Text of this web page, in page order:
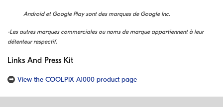
Android et Google Play sont des marques de Google Inc.
-Les autres marques commerciales ou noms de marque appartiennent à leur
détenteur respectif.
Links And Press Kit
View the COOLPIX A1000 product page